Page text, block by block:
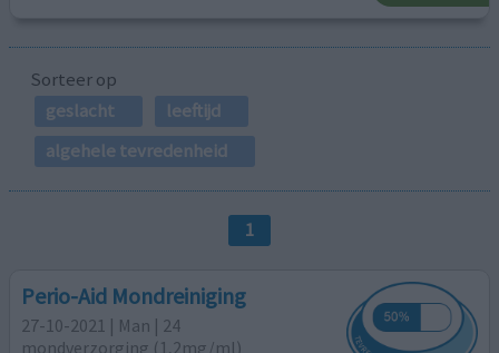
Sorteer op
geslacht
leeftijd
algehele tevredenheid
1
Perio-Aid Mondreiniging
27-10-2021 | Man | 24
mondverzorging (1,2mg/ml)